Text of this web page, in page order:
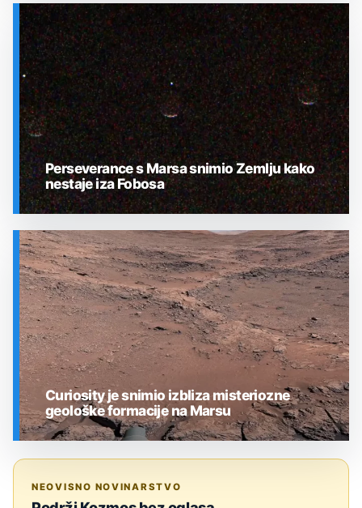
SVEMIR
SVEMIR
Perseverance s Marsa snimio Zemlju kako
nestaje iza Fobosa
Curiosity je snimio izbliza misteriozne
geološke formacije na Marsu
NEOVISNO NOVINARSTVO